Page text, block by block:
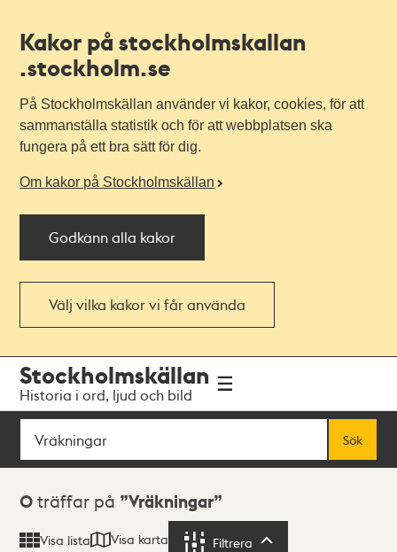
Kakor på stockholmskallan
.stockholm.se
På Stockholmskällan använder vi kakor, cookies, för att
sammanställa statistik och för att webbplatsen ska
fungera på ett bra sätt för dig.
Om kakor på Stockholmskällan
Godkänn alla kakor
Välj vilka kakor vi får använda
navigationen
huvudinnehållet
Stockholmskällan
Historia i ord, ljud och bild
Sök
Sök
Sökresultat
0 träffar på Vräkningar
Visa lista Visa karta Filtrera